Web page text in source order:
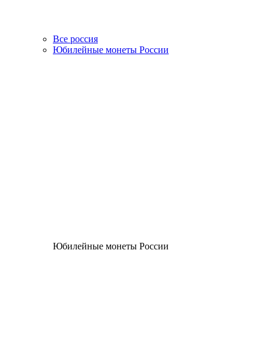
Все россия
Юбилейные монеты России
Юбилейные монеты России